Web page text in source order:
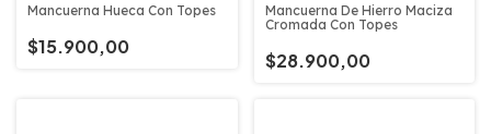
Mancuerna Hueca Con Topes
$15.900,00
Mancuerna De Hierro Maciza
Cromada Con Topes
$28.900,00